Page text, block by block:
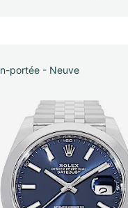
portée - Neuve